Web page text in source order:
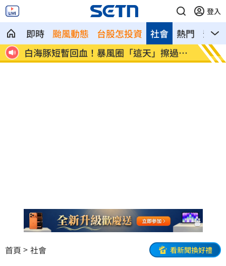
登入
即時 颱風動態 台股怎投資 熱門 影音
社會
身
白海豚短暫回血！暴風圈「這天」擦過台
灣
肥大
播
首頁 社會 看新聞換好禮